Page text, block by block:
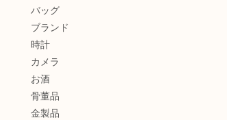
バッグ
ブランド
時計
カメラ
お酒
骨董品
金製品